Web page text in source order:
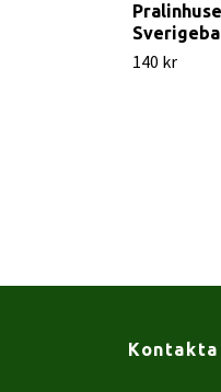
140 kr